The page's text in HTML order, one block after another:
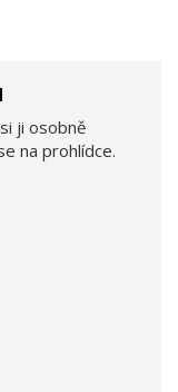
ji osobně
na prohlídce.